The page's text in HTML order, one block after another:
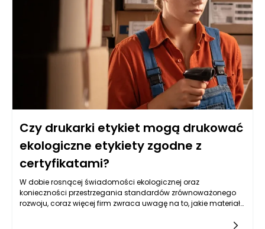
firmom uniknąć nieprzyjemności związanych z
niezgodnością lub karami finansowymi.
Czy drukarki etykiet mogą drukować
ekologiczne etykiety zgodne z
certyfikatami?
W dobie rosnącej świadomości ekologicznej oraz
konieczności przestrzegania standardów zrównoważonego
rozwoju, coraz więcej firm zwraca uwagę na to, jakie materiały